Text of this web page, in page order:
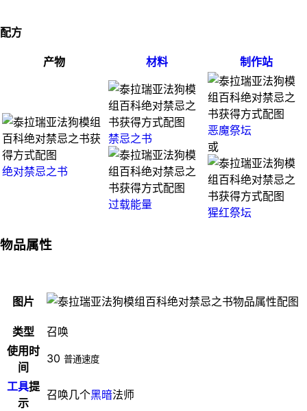
配方
产物 材料 制作站
绝对禁忌之书
禁忌之书
过载能量
恶魔祭坛
或
猩红祭坛
物品属性
图片
类型
召唤
使用时
间
30 普通速度
工具提
示
召唤几个黑暗法师